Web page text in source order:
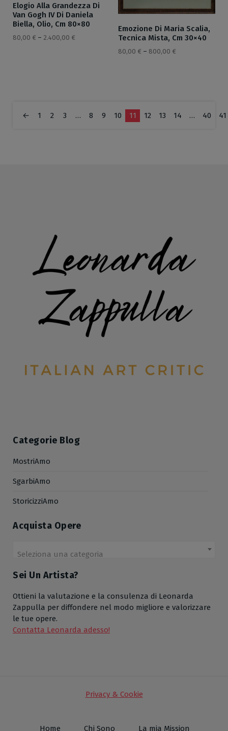
Elogio Alla Grandezza Di
Van Gogh IV Di Daniela
Biella, Olio, Cm 80×80
80,00 € – 2.400,00 €
Emozione Di Maria Scalia,
Tecnica Mista, Cm 30×40
80,00 € – 800,00 €
← 1 2 3 … 8 9 10 11 12 13 14 … 40 41
Categorie Blog
MostriAmo
SgarbiAmo
StoricizziAmo
Acquista Opere
Seleziona una categoria
Sei Un Artista?
Ottieni la valutazione e la consulenza di Leonarda
Zappulla per diffondere nel modo migliore e valorizzare
le tue opere.
Contatta Leonarda adesso!
Privacy & Cookie
Home Chi Sono La mia Mission